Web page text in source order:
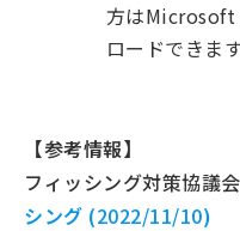
方はMicrosoft
ロードできます
【参考情報】
フィッシング対策協議会
シング (2022/11/10)